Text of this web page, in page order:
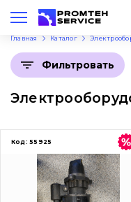
Рус
Главная Каталог
Фильтровать
Код: 55925